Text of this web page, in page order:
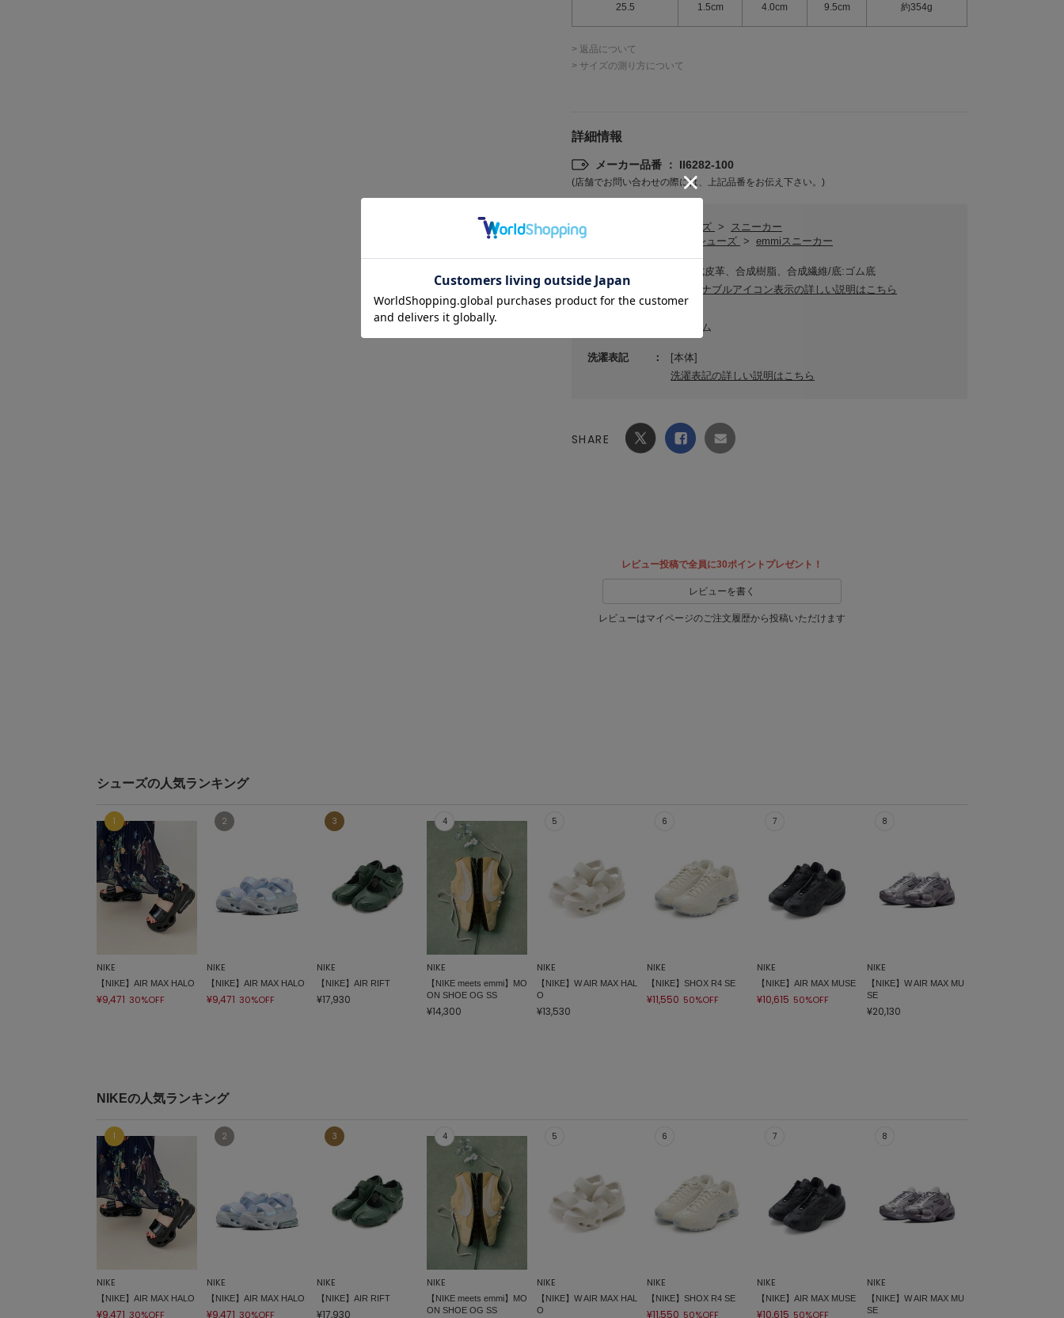
25.5 1.5cm 4.0cm 9.5cm 約354g
> 返品について
> サイズの測り方について
詳細情報
メーカー品番 ： II6282-100
(店舗でお問い合わせの際には、上記品番をお伝え下さい。)
シューズ >
スニーカー
emmiシューズ > emmiスニーカー
甲:合成皮革、合成樹脂、合成繊維/底:ゴム底
サステナブルアイコン表示の詳しい説明はこちら
ベトナム
洗濯表記
[本体]
洗濯表記の詳しい説明はこちら
SHARE
レビュー投稿で全員に30ポイントプレゼント！
レビューを書く
レビューはマイページのご注文履歴から投稿いただけます
シューズの人気ランキング
NIKE
【NIKE】AIR MAX HALO
¥9,471 30%OFF
NIKE
【NIKE】AIR MAX HALO
¥9,471 30%OFF
NIKE
【NIKE】AIR RIFT
¥17,930
NIKE
【NIKE meets emmi】MO
ON SHOE OG SS
¥14,300
NIKE
【NIKE】W AIR MAX HAL
O
¥13,530
NIKE
【NIKE】SHOX R4 SE
¥11,550 50%OFF
NIKE
【NIKE】AIR MAX MUSE
¥10,615 50%OFF
NIKE
【NIKE】W AIR MAX MU
SE
¥20,130
NIKEの人気ランキング
NIKE
【NIKE】AIR MAX HALO
¥9,471 30%OFF
NIKE
【NIKE】AIR MAX HALO
¥9,471 30%OFF
NIKE
【NIKE】AIR RIFT
¥17,930
NIKE
【NIKE meets emmi】MO
ON SHOE OG SS
NIKE
【NIKE】W AIR MAX HAL
O
NIKE
【NIKE】SHOX R4 SE
¥11,550 50%OFF
NIKE
【NIKE】AIR MAX MUSE
¥10,615 50%OFF
NIKE
【NIKE】W AIR MAX MU
SE